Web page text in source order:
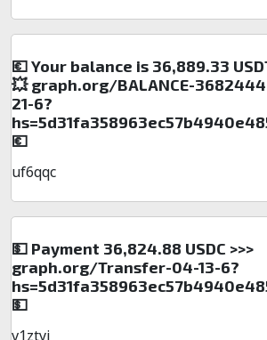
💶 Your balance is 36,889.33
💥 graph.org/BALANCE-
21-6?
💶
uf6qqc
💵 Payment 36,824.88 USDC >>>
graph.org/Transfer-04-13-6?
💵
v1ztyj